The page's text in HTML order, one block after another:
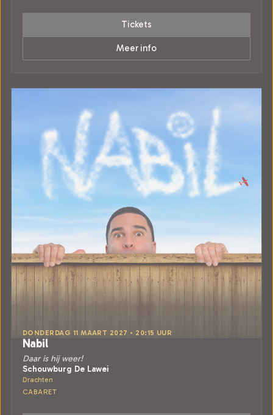
Tickets
Meer info
DONDERDAG 11 MAART 2027 • 20:15 UUR
Nabil
Daar is hij weer!
Schouwburg De Lawei
Drachten
CABARET